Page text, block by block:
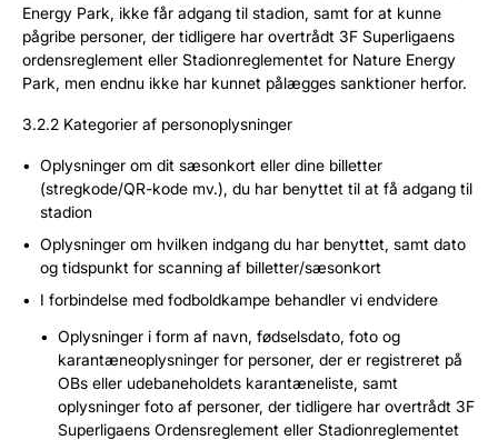
Energy Park, ikke får adgang til stadion, samt for at kunne
pågribe personer, der tidligere har overtrådt 3F Superligaens
ordensreglement eller Stadionreglementet for Nature Energy
Park, men endnu ikke har kunnet pålægges sanktioner herfor.
3.2.2 Kategorier af personoplysninger
Oplysninger om dit sæsonkort eller dine billetter
(stregkode/QR-kode mv.), du har benyttet til at få adgang til
stadion
Oplysninger om hvilken indgang du har benyttet, samt dato
og tidspunkt for scanning af billetter/sæsonkort
I forbindelse med fodboldkampe behandler vi endvidere
Oplysninger i form af navn, fødselsdato, foto og
karantæneoplysninger for personer, der er registreret på
OBs eller udebaneholdets karantæneliste, samt
oplysninger foto af personer, der tidligere har overtrådt 3F
Superligaens Ordensreglement eller Stadionreglementet